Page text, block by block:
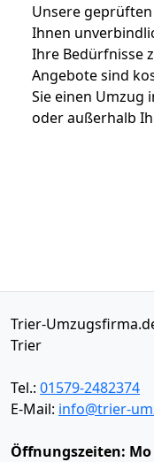
Unsere
Ihnen
Ihre Bedürfnisse
Angebote sind
Sie einen Umzug
oder außerhalb
Trier-
Trier
Tel.: 01579-2482374
E-Mail: info@trier-
Öffnungszeiten: Mo